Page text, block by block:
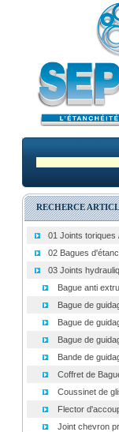
RECHERCE
01 Joints toriques
02 Bagues
03 Joints
Bague anti
Bague de
Bague de
Bague de
Bande de
Coffret de
Coussinet de
Flector
Joint chevron